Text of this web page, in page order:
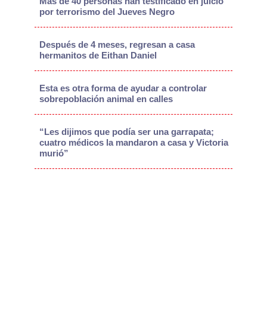
por terrorismo del Jueves Negro
Después de 4 meses, regresan a casa
hermanitos de Eithan Daniel
Esta es otra forma de ayudar a controlar
sobrepoblación animal en calles
“Les dijimos que podía ser una garrapata;
cuatro médicos la mandaron a casa y Victoria
murió”